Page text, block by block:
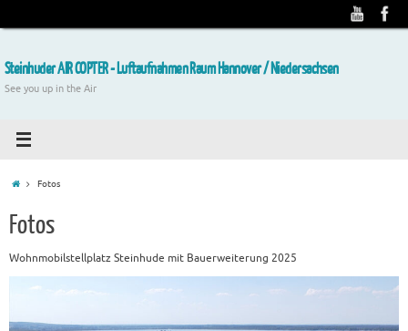
Steinhuder AIR COPTER - Luftaufnahmen Raum Hannover / Niedersachsen
See you up in the Air
Fotos
Fotos
Wohnmobilstellplatz Steinhude mit Bauerweiterung 2025